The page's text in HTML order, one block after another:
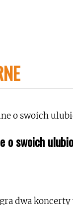
o swoich